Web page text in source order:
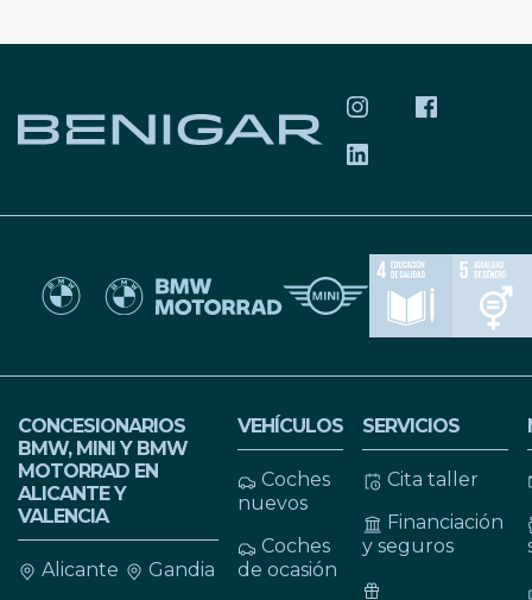
SÍGUENOS EN
SÍGUENOS
SÍGUENOS EN
CONCESIONARIOS
BMW, MINI Y BMW
MOTORRAD EN
ALICANTE Y
VALENCIA
Alicante
Gandia
VEHÍCULOS
Coches
nuevos
Coches
de ocasión
SERVICIOS
Cita taller
Financiación
y seguros